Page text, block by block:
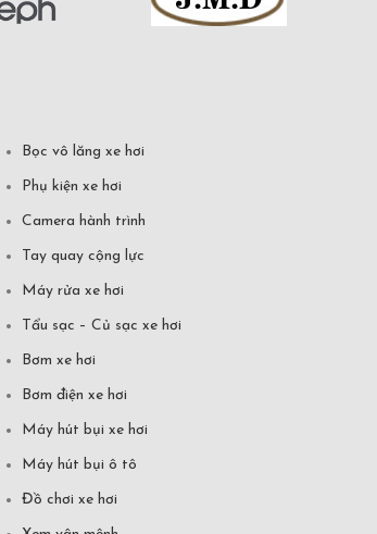
Bọc vô lăng xe hơi
Phụ kiện xe hơi
Camera hành trình
Tay quay cộng lực
Máy rửa xe hơi
Tẩu sạc – Củ sạc xe hơi
Bơm xe hơi
Bơm điện xe hơi
Máy hút bụi xe hơi
Máy hút bụi ô tô
Đồ chơi xe hơi